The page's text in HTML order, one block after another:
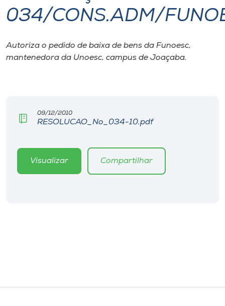
I.nova
Diplomados
CPA
Editora
034/CONS.ADM/
Autoriza o pedido de baixa de bens da Funoesc,
mantenedora da Unoesc, campus de Joaçaba.
09/12/2010
RESOLUCAO_No_034-10.pdf
Visualizar Compartilhar